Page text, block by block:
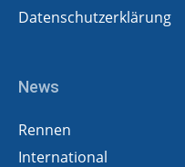
Datenschutzerklärung
News
Rennen
International